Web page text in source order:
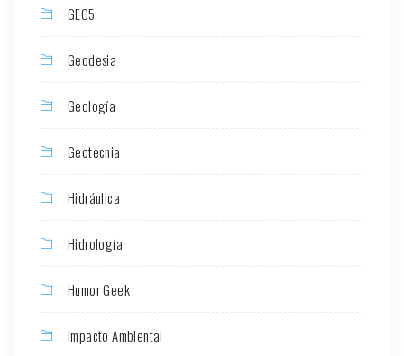
GEO5
Geodesia
Geología
Geotecnia
Hidráulica
Hidrología
Humor Geek
Impacto Ambiental